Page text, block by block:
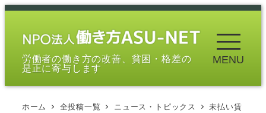
メ
労働者の働き方の改善、貧困・格差の
是正に寄与します
MENU
ホーム 全投稿一覧 ニュース・トピックス
未払い賃